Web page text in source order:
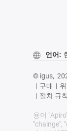
언어:
© igus,
| 구매 |
| 절차 규칙
용어
"chainge",